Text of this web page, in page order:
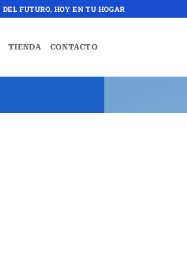
FUTURO, HOY EN TU HOGAR
TIENDA CONTACTO